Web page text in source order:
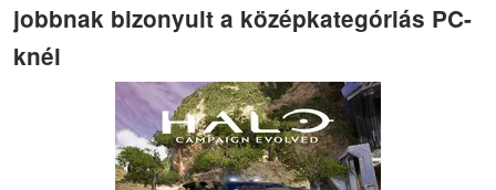
jobbnak bizonyult a középkategóriás PC-
knél